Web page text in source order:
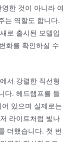
한 것이 아니라 여
는 역할도 합니다.
로 출시된 모델입
화를 확인하실 수
서 강렬한 직선형
다. 헤드램프를 들
있으며 실제로는
라이트처럼 빛나
더했습니다. 첫 번